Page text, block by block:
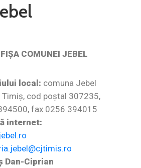
JEBEL
local: comuna Jebel
Timiș, cod poştal 307235,
fax 0256 394015
internet:
Dan-Ciprian